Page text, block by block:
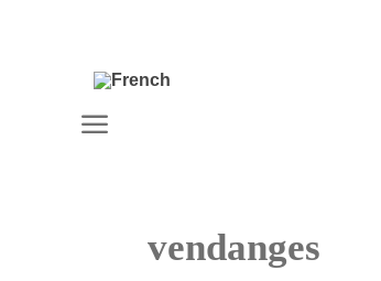
a
vendanges